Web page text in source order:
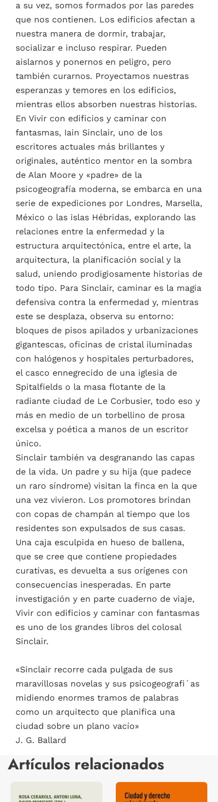
a su vez, somos formados por las paredes
que nos contienen. Los edificios afectan a
nuestra manera de dormir, trabajar,
socializar e incluso respirar. Pueden
aislarnos y ponernos en peligro, pero
también curarnos. Proyectamos nuestras
esperanzas y temores en los edificios,
mientras ellos absorben nuestras historias.
En Vivir con edificios y caminar con
fantasmas, Iain Sinclair, uno de los
escritores actuales más brillantes y
originales, auténtico mentor en la sombra
de Alan Moore y «padre» de la
psicogeografía moderna, se embarca en una
serie de expediciones por Londres, Marsella,
México o las islas Hébridas, explorando las
relaciones entre la enfermedad y la
estructura arquitectónica, entre el arte, la
arquitectura, la planificación social y la
salud, uniendo prodigiosamente historias de
todo tipo. Para Sinclair, caminar es la magia
defensiva contra la enfermedad y, mientras
este se desplaza, observa su entorno:
bloques de pisos apilados y urbanizaciones
gigantescas, oficinas de cristal iluminadas
con halógenos y hospitales perturbadores,
el casco ennegrecido de una iglesia de
Spitalfields o la masa flotante de la
radiante ciudad de Le Corbusier, todo eso y
más en medio de un torbellino de prosa
excelsa y poética a manos de un escritor
único.
Sinclair también va desgranando las capas
de la vida. Un padre y su hija (que padece
un raro síndrome) visitan la finca en la que
una vez vivieron. Los promotores brindan
con copas de champán al tiempo que los
residentes son expulsados de sus casas.
Una caja esculpida en hueso de ballena,
que se cree que contiene propiedades
curativas, es devuelta a sus orígenes con
consecuencias inesperadas. En parte
investigación y en parte cuaderno de viaje,
Vivir con edificios y caminar con fantasmas
es uno de los grandes libros del colosal
Sinclair.
«Sinclair recorre cada pulgada de sus
maravillosas novelas y sus psicogeografi´as
midiendo enormes tramos de palabras
como un arquitecto que planifica una
ciudad sobre un plano vacío»
J. G. Ballard
Artículos relacionados